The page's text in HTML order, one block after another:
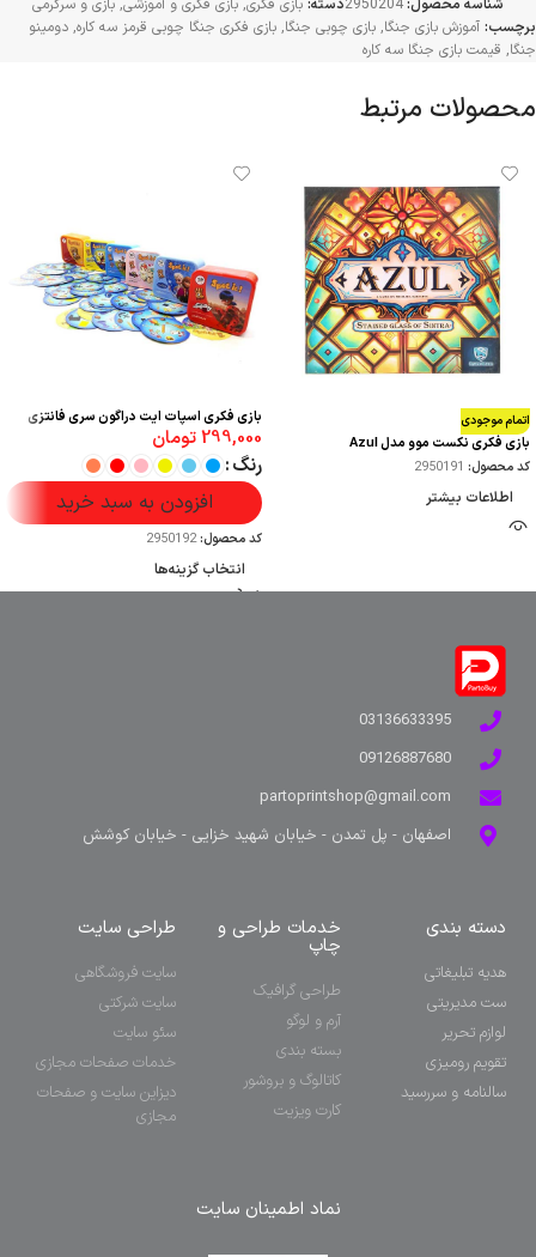
شناسه محصول:2950204دسته: بازی فکری, بازی فکری و آموزشی, بازی و سرگرمی
برچسب: آموزش بازی جنگا, بازی چوبی جنگا, بازی فکری جنگا چوبی قرمز سه کاره, دومینو
جنگا, قیمت بازی جنگا سه کاره
محصولات مرتبط
اتمام موجودی
بازی فکری نکست موو مدل Azul
کد محصول: 2950191
اطلاعات بیشتر
بازی فکری اسپات ایت دراگون سری فانتزی
299,000تومان
رنگ
افزودن به سبد خرید
کد محصول:2950192
انتخاب گزینه‌ها
03136633395
09126887680
partoprintshop@gmail.com
اصفهان - پل تمدن - خیابان شهید خزایی - خیابان کوشش
دسته بندی
هدیه تبلیغاتی
ست مدیریتی
لوازم تحریر
تقویم رومیزی
سالنامه و سررسید
خدمات طراحی و
چاپ
طراحی گرافیک
آرم و لوگو
بسته بندی
کاتالوگ و بروشور
کارت ویزیت
طراحی سایت
سایت فروشگاهی
سایت شرکتی
سئو سایت
خدمات صفحات مجازی
دیزاین سایت و صفحات
مجازی
نماد اطمینان سایت